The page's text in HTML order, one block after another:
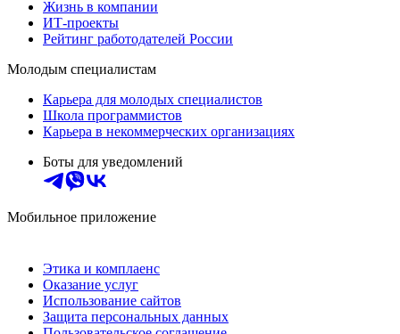
Жизнь в компании
ИТ-проекты
Рейтинг работодателей России
Молодым специалистам
Карьера для молодых специалистов
Школа программистов
Карьера в некоммерческих организациях
Боты для уведомлений
Мобильное приложение
Этика и комплаенс
Оказание услуг
Использование сайтов
Защита персональных данных